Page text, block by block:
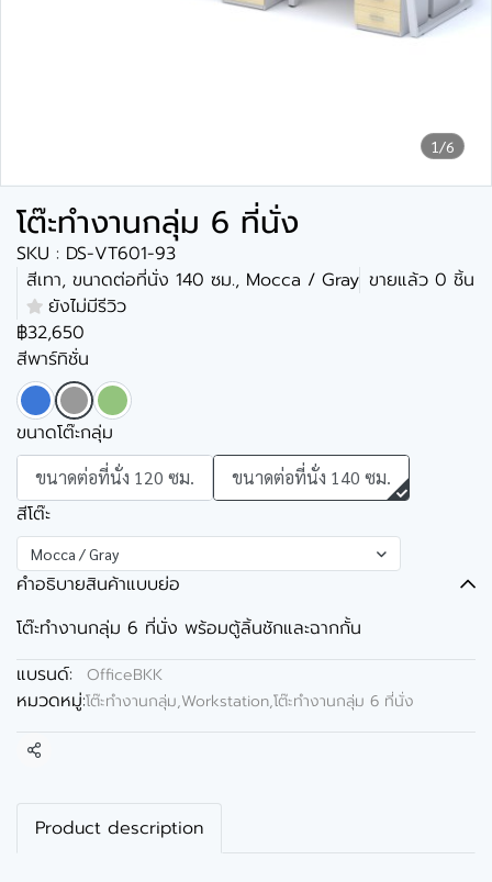
1/6
โต๊ะทำงานกลุ่ม 6 ที่นั่ง
SKU : DS-VT601-93
สีเทา, ขนาดต่อที่นั่ง 140 ซม., Mocca / Gray ขายแล้ว 0 ชิ้น
ยังไม่มีรีวิว
฿32,650
สีพาร์ทิชั่น
ขนาดโต๊ะกลุ่ม
ขนาดต่อที่นั่ง 120 ซม. ขนาดต่อที่นั่ง 140 ซม.
สีโต๊ะ
Mocca / Gray
คำอธิบายสินค้าแบบย่อ
โต๊ะทำงานกลุ่ม 6 ที่นั่ง พร้อมตู้ลิ้นชักและฉากกั้น
แบรนด์:
OfficeBKK
หมวดหมู่:โต๊ะทำงานกลุ่ม,Workstation,โต๊ะทำงานกลุ่ม 6 ที่นั่ง
แชร์
Product description